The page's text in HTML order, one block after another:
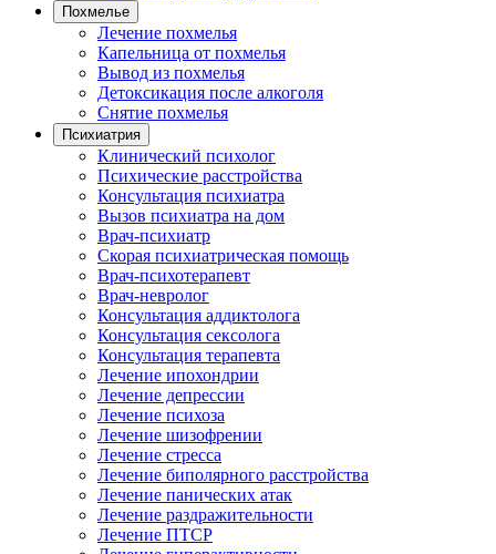
Похмелье
Лечение похмелья
Капельница от похмелья
Вывод из похмелья
Детоксикация после алкоголя
Снятие похмелья
Психиатрия
Клинический психолог
Психические расстройства
Консультация психиатра
Вызов психиатра на дом
Врач-психиатр
Скорая психиатрическая помощь
Врач-психотерапевт
Врач-невролог
Консультация аддиктолога
Консультация сексолога
Консультация терапевта
Лечение ипохондрии
Лечение депрессии
Лечение психоза
Лечение шизофрении
Лечение стресса
Лечение биполярного расстройства
Лечение панических атак
Лечение раздражительности
Лечение ПТСР